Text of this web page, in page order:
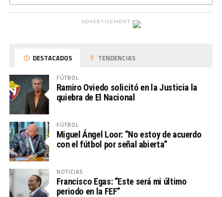
ADVERTISEMENT
DESTACADOS TENDENCIAS
FÚTBOL
Ramiro Oviedo solicitó en la Justicia la
quiebra de El Nacional
FÚTBOL
Miguel Ángel Loor: “No estoy de acuerdo
con el fútbol por señal abierta”
NOTICIAS
Francisco Egas: “Este será mi último
periodo en la FEF”